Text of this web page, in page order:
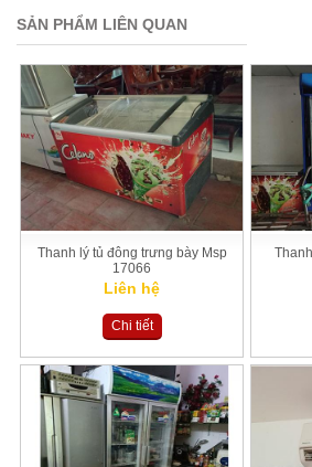
SẢN PHẨM LIÊN QUAN
Thanh lý tủ đông trưng bày Msp
17066
Liên hệ
Chi tiết